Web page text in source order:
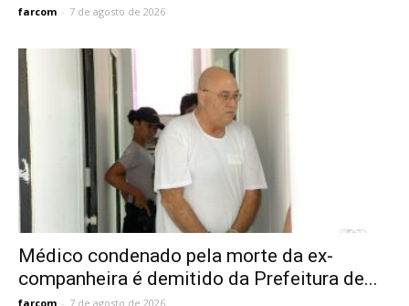
farcom - 7 de agosto de 2026
Médico condenado pela morte da ex-
companheira é demitido da Prefeitura de...
farcom - 7 de agosto de 2026